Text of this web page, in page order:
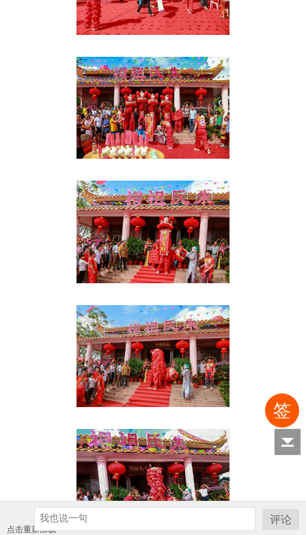
点击重新加载
评论
签